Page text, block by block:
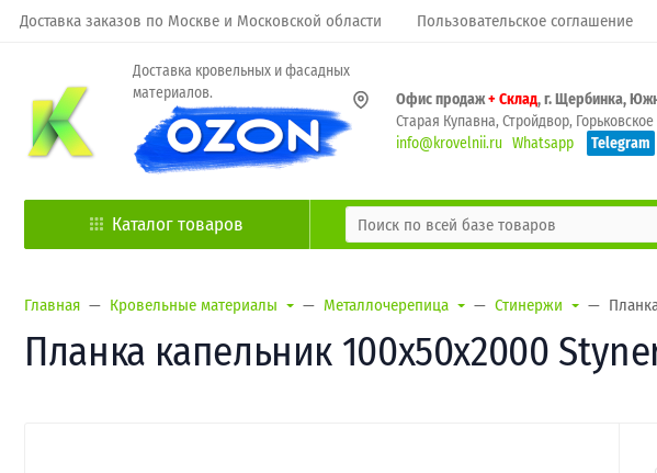
Доставка заказов по Москве и Московской области Пользовательское соглашение
Доставка кровельных и фасадных
материалов.
Офис продаж+ Склад, г. Щербинка,
Старая Купавна, Стройдвор,
info@krovelnii.ru Whatsapp Telegram
Каталог товаров
Главная Кровельные материалы Металлочерепица Стинержи
Планка капельник 100х50х2000